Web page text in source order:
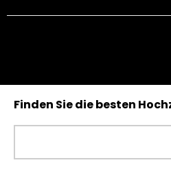
Finden Sie die besten